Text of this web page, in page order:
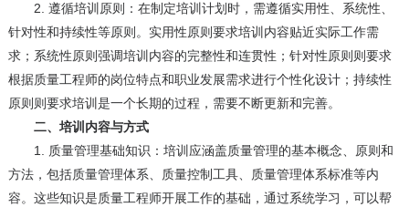
2. 遵循培训原则：在制定培训计划时，需遵循实用性、系统性、
针对性和持续性等原则。实用性原则要求培训内容贴近实际工作需
求；系统性原则强调培训内容的完整性和连贯性；针对性原则则要求
根据质量工程师的岗位特点和职业发展需求进行个性化设计；持续性
原则则要求培训是一个长期的过程，需要不断更新和完善。
二、培训内容与方式
1. 质量管理基础知识：培训应涵盖质量管理的基本概念、原则和
方法，包括质量管理体系、质量控制工具、质量管理体系标准等内
容。这些知识是质量工程师开展工作的基础，通过系统学习，可以帮